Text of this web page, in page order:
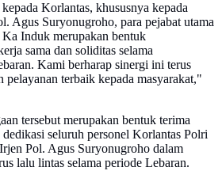
Korlantas, khususnya kepada
Agus Suryonugroho, para pejabat utama
Induk merupakan bentuk
sama dan soliditas selama
Kami berharap sinergi ini terus
terbaik kepada masyarakat,"
tersebut merupakan bentuk terima
dedikasi seluruh personel Korlantas Polri
Pol. Agus Suryonugroho dalam
lalu lintas selama periode Lebaran.